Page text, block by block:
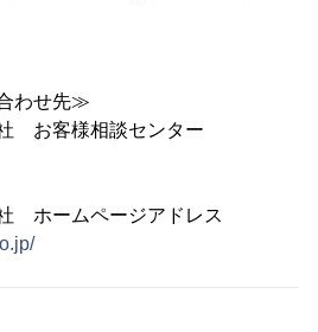
わせ先≫
お客様相談センター
ホームページアドレス